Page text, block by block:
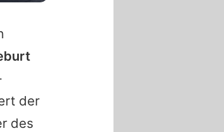
der
des